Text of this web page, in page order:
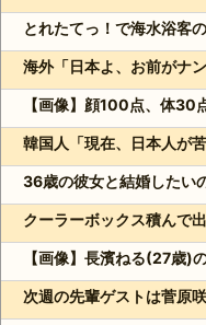
とれたてっ！で海水浴客
【画像】顔100点、体30